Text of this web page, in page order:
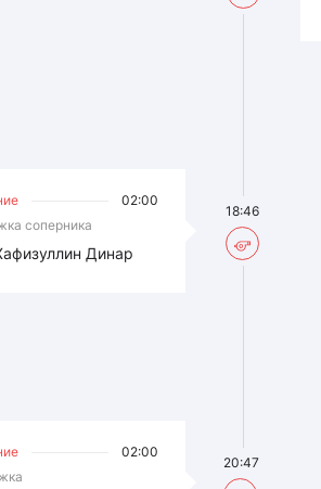
02:00
соперника
Динар
18:46
02:00
20:47